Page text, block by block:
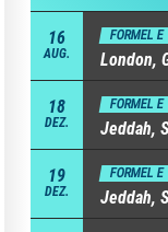
16
AUG.
FORMEL E
London,
18
DEZ.
FORMEL E
Jeddah,
19
DEZ.
FORMEL E
Jeddah,